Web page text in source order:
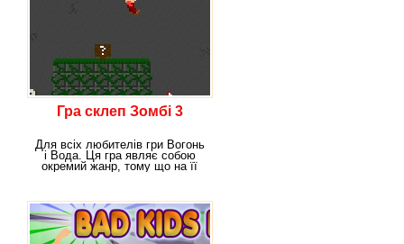
Гра склеп Зомбі 3
Для всіх любителів гри Вогонь
і Вода. Ця гра являє собою
окремий жанр, тому що на її